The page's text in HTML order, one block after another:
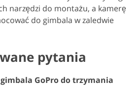
narzędzi do montażu, a kamerę
do gimbala w zaledwie
pytania
gimbala GoPro do trzymania